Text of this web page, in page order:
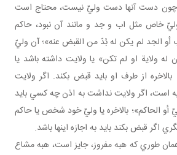
چون دست آنها دست وليّ نيست، محتاج است
خاص مثل اب و جد و مانند آن نبود، حاکم
أو الجد لم يكن له بُدّ من القبض عنه»؛ آن وليّ
له ولاية او لم تکن» يا ولايت داشته باشد يا
از طرف او بايد قبض بکند. اگر ولايت
اگر ولايت نداشت به اذن چه کسي بايد
أو الحاکم»؛ بالاخره يا وليّ خود شخص يا حاکم
اگر قبض بکند بايد به اجازه اينها باشد.
طوري که هبه مفروز، جايز است، هبه مشاع